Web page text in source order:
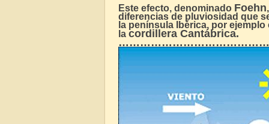
Este efecto, denominado Foehn,
diferencias de pluviosidad que
la península Ibérica, por
la cordillera Cantábrica.